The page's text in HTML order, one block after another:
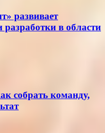
развивает
разработки в области
собрать команду,